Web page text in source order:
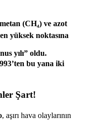
(CH₄) ve azot
yüksek noktasına
yılı” oldu.
bu yana iki
Şart!
, aşırı hava olaylarının